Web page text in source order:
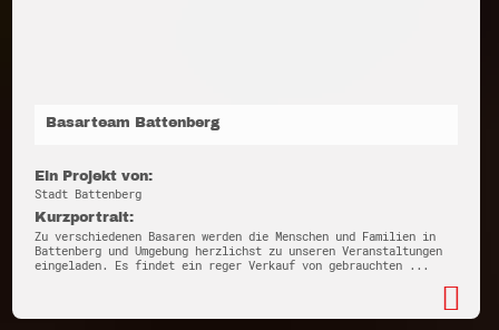
Basarteam Battenberg
Ein Projekt von:
Stadt Battenberg
Kurzportrait:
Zu verschiedenen Basaren werden die Menschen und Familien in
Battenberg und Umgebung herzlichst zu unseren Veranstaltungen
eingeladen. Es findet ein reger Verkauf von gebrauchten ...